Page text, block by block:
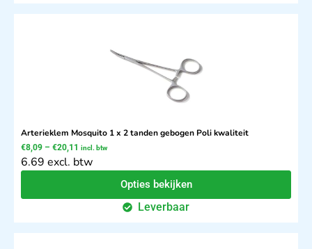
Arterieklem Mosquito 1 x 2 tanden gebogen Poli kwaliteit
€8,09 – €20,11 incl. btw
6.69 excl. btw
Opties bekijken
Leverbaar